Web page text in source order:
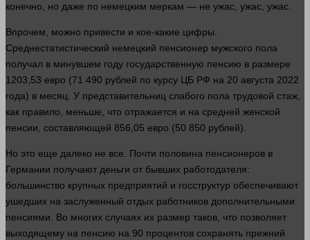
конечно, но даже по немецким меркам — не ужас, ужас, ужас.
Впрочем, можно привести и кое-какие цифры.
Среднестатистический немецкий пенсионер мужского пола
получал в минувшем году государственную пенсию в размере
1203,53 евро (71 490 рублей по курсу ЦБ РФ на 20 августа 2022
года) в месяц. У представительниц слабого пола трудовой стаж,
как правило , меньше, что отражается и на средней женской
пенсии, составляющей 856,05 евро (50 850 рублей).
Но это еще далеко не все. Почти половина пенсионеров в
Германии получают деньги от бывших работодателя:
большинство крупных предприятий и госструктур обеспечивают
ушедших на заслуженный отдых работников дополнительными
пенсиями. Во многих случаях их размер таков, что позволяет
выходящему на пенсию на 90 процентов сохранять прежний